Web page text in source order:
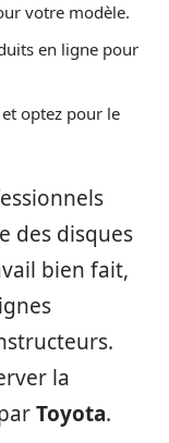
votre modèle.
en ligne pour
et optez pour le
des disques
bien fait,
la
Toyota.